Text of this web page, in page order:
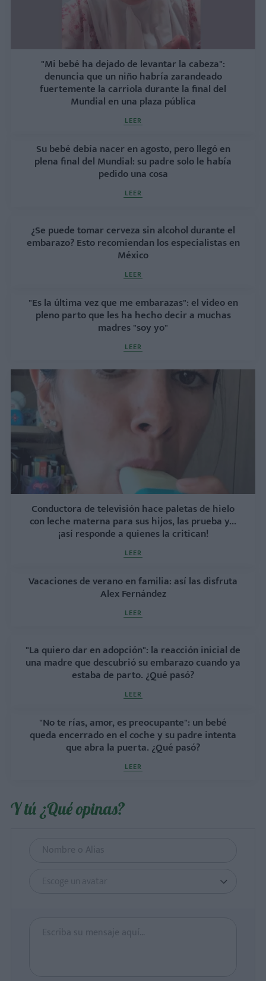
"Mi bebé ha dejado de levantar la cabeza":
denuncia que un niño habría zarandeado
fuertemente la carriola durante la final del
Mundial en una plaza pública
LEER
Su bebé debía nacer en agosto, pero llegó en
plena final del Mundial: su padre solo le había
pedido una cosa
LEER
¿Se puede tomar cerveza sin alcohol durante el
embarazo? Esto recomiendan los especialistas en
México
LEER
"Es la última vez que me embarazas": el video en
pleno parto que les ha hecho decir a muchas
madres "soy yo"
LEER
Conductora de televisión hace paletas de hielo
con leche materna para sus hijos, las prueba y...
¡así responde a quienes la critican!
LEER
Vacaciones de verano en familia: así las disfruta
Alex Fernández
LEER
"La quiero dar en adopción": la reacción inicial de
una madre que descubrió su embarazo cuando ya
estaba de parto. ¿Qué pasó?
LEER
"No te rías, amor, es preocupante": un bebé
queda encerrado en el coche y su padre intenta
que abra la puerta. ¿Qué pasó?
LEER
Y tú ¿Qué opinas?
Escoge un avatar